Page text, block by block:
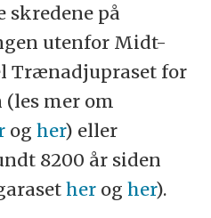
skredene på
utenfor Midt-
Trænadjupraset for
mer om
ogher) eller
8200 år siden
her ogher).